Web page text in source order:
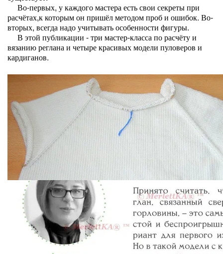
Во-первых, у каждого мастера есть свои секреты при
расчётах,к которым он пришёл методом проб и ошибок. Во-
вторых, всегда надо учитывать особенности фигуры.
В этой публикации - три мастер-класса по расчёту и
вязанию реглана и четыре красивых модели пуловеров и
кардиганов.